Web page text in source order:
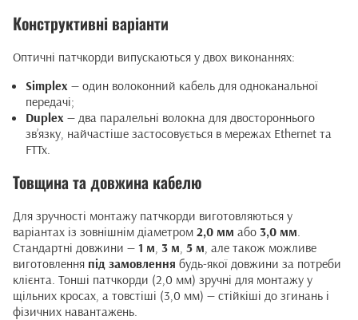
Конструктивні варіанти
Оптичні патчкорди випускаються у двох виконаннях:
Simplex — один волоконний кабель для одноканальної
передачі;
Duplex — два паралельні волокна для двостороннього
зв’язку, найчастіше застосовується в мережах Ethernet та
FTTx.
Товщина та довжина кабелю
Для зручності монтажу патчкорди виготовляються у
варіантах із зовнішнім діаметром 2,0 мм або 3,0 мм
Стандартні довжини — 1 м 3 м 5 м , але також можливе
виготовлення під замовлення будь-якої довжини за потреби
клієнта. Тонші патчкорди (2,0 мм) зручні для монтажу у
щільних кросах, а товстіші (3,0 мм) — стійкіші до згинань і
фізичних навантажень.